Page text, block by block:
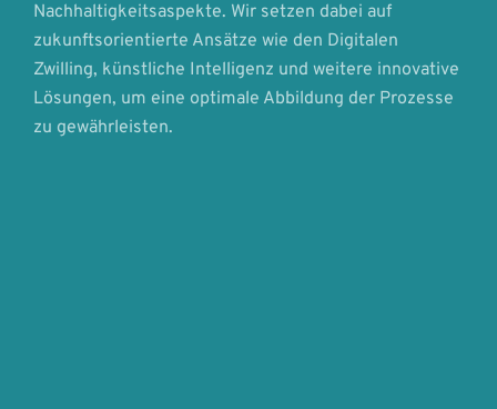
Nachhaltigkeitsaspekte. Wir setzen dabei auf
zukunftsorientierte Ansätze wie den Digitalen
Zwilling, künstliche Intelligenz und weitere innovative
Lösungen, um eine optimale Abbildung der Prozesse
zu gewährleisten.